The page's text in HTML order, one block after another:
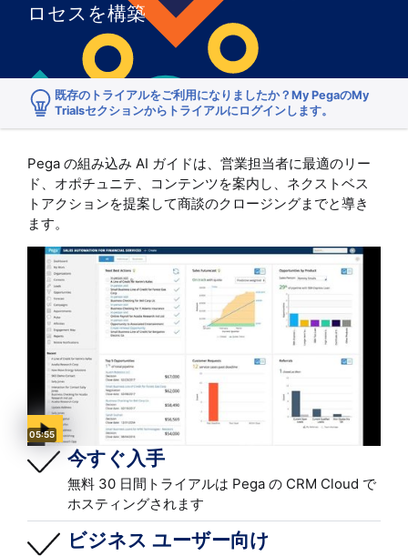
ロセスを構築
既存のトライアルをご利用になりましたか？My PegaのMy
Trialsセクションからトライアルにログインします。
Pega の組み込み AI ガイドは、営業担当者に最適のリー
ド、オポチュニテ、コンテンツを案内し、ネクストベス
トアクションを提案して商談のクロージングまでと導き
ます。
Video duration:
05:55
今すぐ入手
無料 30 日間トライアルは Pega の CRM Cloud で
ホスティングされます
ビジネス ユーザー向け